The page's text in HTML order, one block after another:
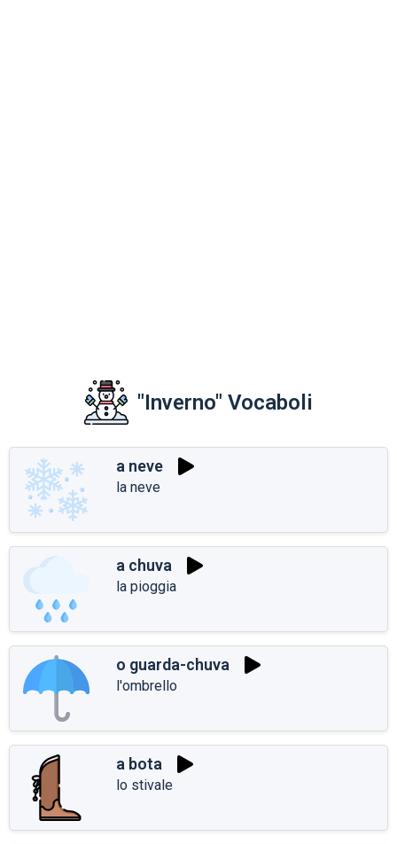
"Inverno" Vocaboli
a neve
la neve
a chuva
la pioggia
o guarda-chuva
l'ombrello
a bota
lo stivale